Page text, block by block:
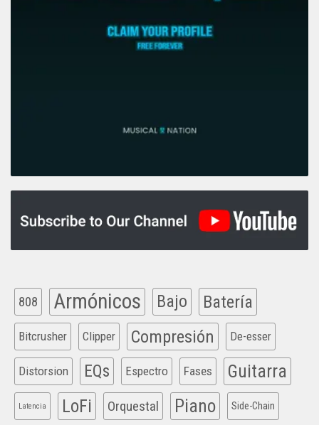
808 Armónicos Bajo Batería
Bitcrusher Clipper Compresión De-esser
Distorsion EQs Espectro Fases Guitarra
Latencia LoFi Orquestal Piano Side-Chain